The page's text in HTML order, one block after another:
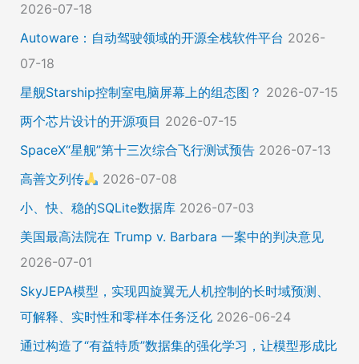
2026-07-18
Autoware：自动驾驶领域的开源全栈软件平台 2026-
07-18
星舰Starship控制室电脑屏幕上的组态图？ 2026-07-15
两个芯片设计的开源项目 2026-07-15
SpaceX“星舰”第十三次综合飞行测试预告 2026-07-13
高善文列传
2026-07-08
小、快、稳的SQLite数据库 2026-07-03
美国最高法院在 Trump v. Barbara 一案中的判决意见
2026-07-01
SkyJEPA模型，实现四旋翼无人机控制的长时域预测、
可解释、实时性和零样本任务泛化 2026-06-24
通过构造了“有益特质”数据集的强化学习，让模型形成比